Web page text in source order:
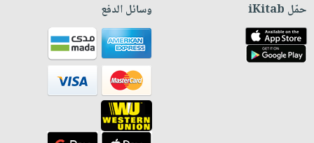
حمّل iKitab وسائل الدفع